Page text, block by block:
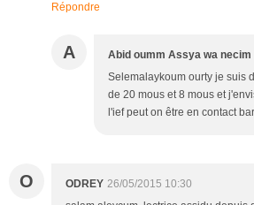
Répondre
A Abid oumm Assya wa necim
Selemalaykoum ourty je suis
de 20 mous et 8 mous et
l'ief peut on être en contact
O ODREY 26/05/2015 10:30